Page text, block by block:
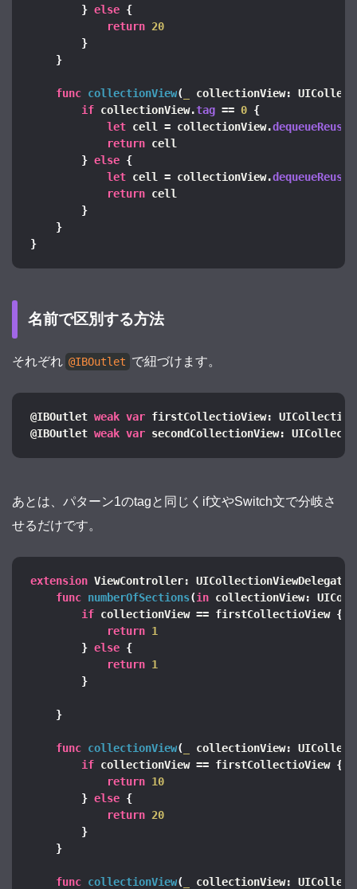
} else {
return 20
}
}
func collectionView(
collectionView:
if collectionView.tag == 0 {
let cell = collectionView.
return cell
} else {
let cell = collectionView.
return cell
}
}
}
名前で区別する方法
それぞれ @IBOutlet で紐づけます。
@IBOutlet weak var firstCollectioView:
@IBOutlet weak var secondCollectionView:
あとは、パターン1のtagと同じくif文やSwitch文で分岐さ
せるだけです。
extension ViewController:
func numberOfSections(in collectionView:
if collectionView == firstCollectioView {
return 1
} else {
return 1
}
}
func collectionView(
collectionView:
if collectionView == firstCollectioView {
return 10
} else {
return 20
}
}
func collectionView(
collectionView: